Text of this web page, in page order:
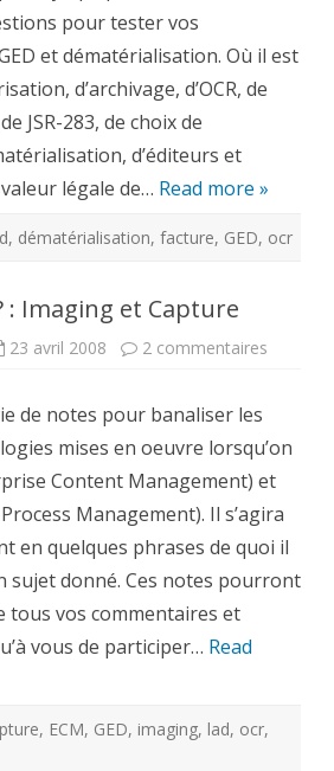
pour tester vos
et dématérialisation. Où il est
d’archivage, d’OCR, de
JSR-283, de choix de
d’éditeurs et
légale de… Read more »
, dématérialisation, facture, GED, ocr
: Imaging et Capture
23 avril 2008 2 commentaires
Imaging
et
Capture
de notes pour banaliser les
mises en oeuvre lorsqu’on
Content Management) et
Management). Il s’agira
en quelques phrases de quoi il
sujet donné. Ces notes pourront
tous vos commentaires et
vous de participer… Read
, ECM, GED, imaging, lad, ocr,